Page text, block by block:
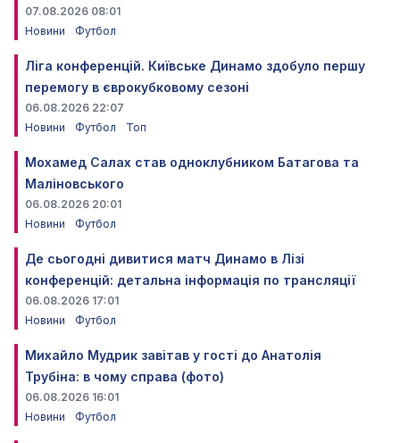
07.08.2026 08:01
Новини
Футбол
Ліга конференцій. Київське Динамо здобуло першу
перемогу в єврокубковому сезоні
06.08.2026 22:07
Новини
Футбол Топ
Мохамед Салах став одноклубником Батагова та
Маліновського
06.08.2026 20:01
Новини
Футбол
Де сьогодні дивитися матч Динамо в Лізі
конференцій: детальна інформація по трансляції
06.08.2026 17:01
Новини
Футбол
Михайло Мудрик завітав у гості до Анатолія
Трубіна: в чому справа (фото)
06.08.2026 16:01
Новини
Футбол